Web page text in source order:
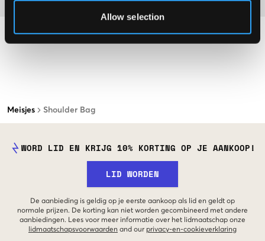
Allow selection
Meisjes Shoulder Bag
WORD LID EN KRIJG 10% KORTING OP JE AANKOOP!
LID WORDEN
De aanbieding is geldig op je eerste aankoop als lid en geldt op
normale prijzen. De korting kan niet worden gecombineerd met andere
aanbiedingen. Lees voor meer informatie over het lidmaatschap onze
lidmaatschapsvoorwaarden and our privacy-en-cookieverklaring